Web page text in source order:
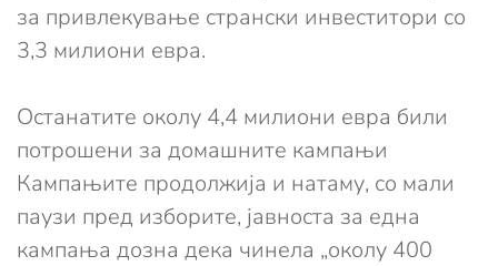
за привлекување странски инвеститори со
3,3 милиони евра.
Останатите околу 4,4 милиони евра били
потрошени за домашните кампањи
Кампањите продолжија и натаму, со мали
паузи пред изборите, јавноста за една
кампања дозна дека чинела „околу 400